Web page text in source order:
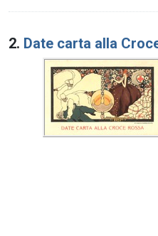
2. Date carta alla